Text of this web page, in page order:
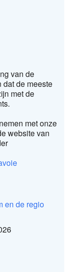
van de
dat de meeste
met de
met onze
website van
en de regio